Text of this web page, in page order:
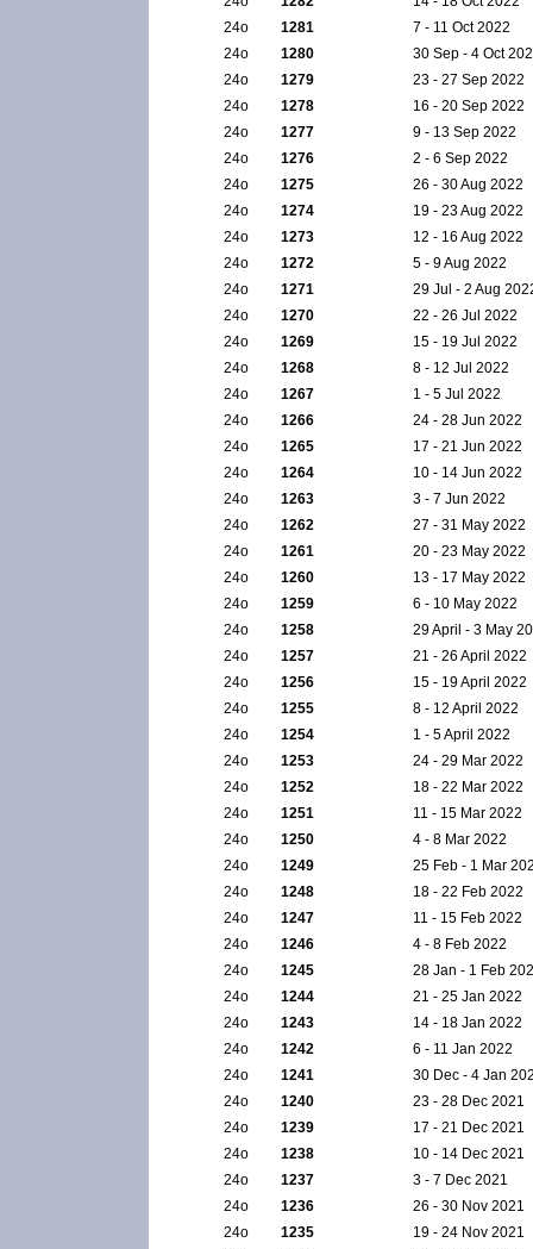
24ο
1281
7 - 11 Oct 2022
24ο
1280
30 Sep - 4 Oct
24ο
1279
23 - 27 Sep 2022
24ο
1278
16 - 20 Sep 2022
24ο
1277
9 - 13 Sep 2022
24ο
1276
2 - 6 Sep 2022
24ο
1275
26 - 30 Aug 2022
24ο
1274
19 - 23 Aug 2022
24ο
1273
12 - 16 Aug 2022
24ο
1272
5 - 9 Aug 2022
24ο
1271
29 Jul - 2 Aug
24ο
1270
22 - 26 Jul 2022
24ο
1269
15 - 19 Jul 2022
24ο
1268
8 - 12 Jul 2022
24ο
1267
1 - 5 Jul 2022
24ο
1266
24 - 28 Jun 2022
24ο
1265
17 - 21 Jun 2022
24ο
1264
10 - 14 Jun 2022
24ο
1263
3 - 7 Jun 2022
24ο
1262
27 - 31 May 2022
24ο
1261
20 - 23 May 2022
24ο
1260
13 - 17 May 2022
24ο
1259
6 - 10 May 2022
24ο
1258
29 April - 3 May
24ο
1257
21 - 26 April 2022
24ο
1256
15 - 19 April 2022
24ο
1255
8 - 12 April 2022
24ο
1254
1 - 5 April 2022
24ο
1253
24 - 29 Mar 2022
24ο
1252
18 - 22 Mar 2022
24ο
1251
11 - 15 Mar 2022
24ο
1250
4 - 8 Mar 2022
24ο
1249
25 Feb - 1 Mar
24ο
1248
18 - 22 Feb 2022
24ο
1247
11 - 15 Feb 2022
24ο
1246
4 - 8 Feb 2022
24ο
1245
28 Jan - 1 Feb
24ο
1244
21 - 25 Jan 2022
24ο
1243
14 - 18 Jan 2022
24ο
1242
6 - 11 Jan 2022
24ο
1241
30 Dec - 4 Jan
24ο
1240
23 - 28 Dec 2021
24ο
1239
17 - 21 Dec 2021
24ο
1238
10 - 14 Dec 2021
24ο
1237
3 - 7 Dec 2021
24ο
1236
26 - 30 Nov 2021
24ο
1235
19 - 24 Nov 2021